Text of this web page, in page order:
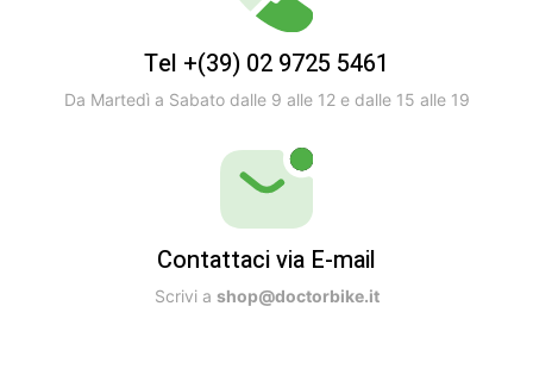
Tel +(39) 02 9725 5461
Da Martedì a Sabato dalle 9 alle 12 e dalle 15 alle 19
Contattaci via E-mail
Scrivi a shop@doctorbike.it